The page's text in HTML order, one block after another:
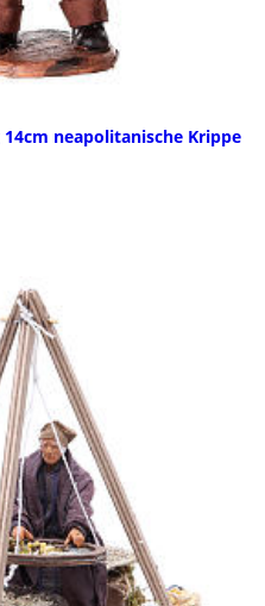
neapolitanische Krippe